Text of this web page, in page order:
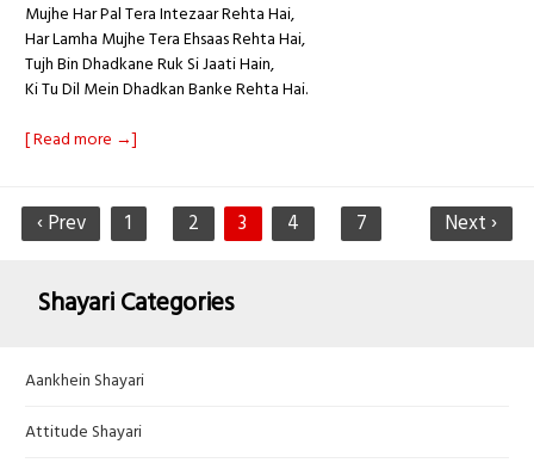
Mujhe Har Pal Tera Intezaar Rehta Hai,
Har Lamha Mujhe Tera Ehsaas Rehta Hai,
Tujh Bin Dhadkane Ruk Si Jaati Hain,
Ki Tu Dil Mein Dhadkan Banke Rehta Hai.
[ Read more →]
‹ Prev 1 2 3 4 7 Next ›
Shayari Categories
Aankhein Shayari
Attitude Shayari